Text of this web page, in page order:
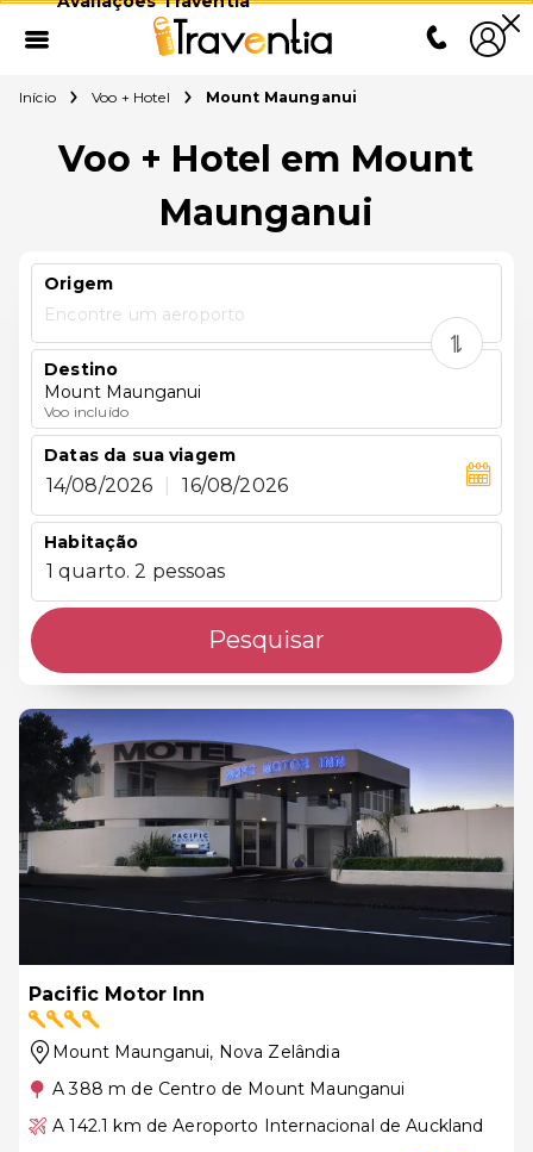
Início Voo + Hotel Mount Maunganui
Voo + Hotel em Mount
Maunganui
Origem
Encontre um aeroporto
Destino
Mount Maunganui
Voo incluído
Datas da sua viagem
14/08/2026 16/08/2026
Habitação
1 quarto. 2 pessoas
Pesquisar
Pacific Motor Inn
Mount Maunganui, Nova Zelândia
A 388 m de Centro de Mount Maunganui
A 142.1 km de Aeroporto Internacional de Auckland